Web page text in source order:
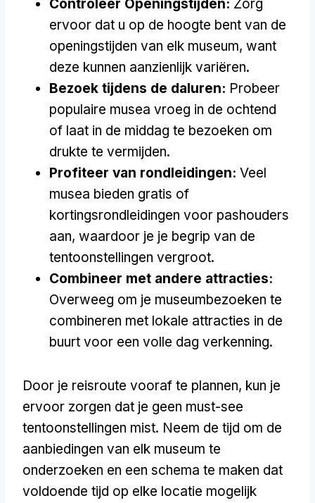
Controleer Openingstijden: Zorg
ervoor dat u op de hoogte bent van de
openingstijden van elk museum, want
deze kunnen aanzienlijk variëren.
Bezoek tijdens de daluren: Probeer
populaire musea vroeg in de ochtend
of laat in de middag te bezoeken om
drukte te vermijden.
Profiteer van rondleidingen: Veel
musea bieden gratis of
kortingsrondleidingen voor pashouders
aan, waardoor je je begrip van de
tentoonstellingen vergroot.
Combineer met andere attracties:
Overweeg om je museumbezoeken te
combineren met lokale attracties in de
buurt voor een volle dag verkenning.
Door je reisroute vooraf te plannen, kun je
ervoor zorgen dat je geen must-see
tentoonstellingen mist. Neem de tijd om de
aanbiedingen van elk museum te
onderzoeken en een schema te maken dat
voldoende tijd op elke locatie mogelijk